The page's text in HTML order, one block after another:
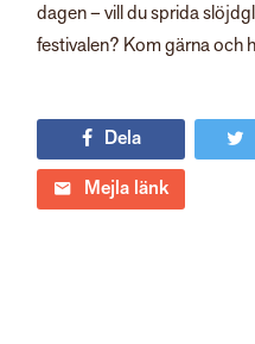
dagen – vill du sprida
festivalen? Kom gärna och
Dela
Mejla länk